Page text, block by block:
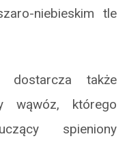
niebieskim tle
dostarcza także
wąwóz, którego
spieniony